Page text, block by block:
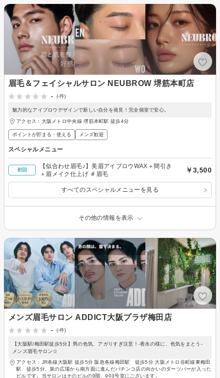
眉毛＆フェイシャルサロン NEUBROW 堺筋本町店
-
(-件)
魅力的なアイブロウデザインで新しい自分を発見！完全個室で安心。
アクセス：大阪メトロ中央線 堺筋本町駅 徒歩4分
ポイントが貯まる・使える メンズ歓迎
スペシャルメニュー
初回
【似合わせ眉毛♪】美眉アイブロウWAX＋間引き
＋眉メイク仕上げ ＃眉毛
￥3,500
すべてのスペシャルメニューを見る
その他の情報を表示
メンズ眉毛サロン ADDICT大阪プラザ梅田店
-
(-件)
【大阪駅/梅田駅徒歩5分】男の色気、アガりすぎ注意！-香水の様に、色気をまとう-
メンズ眉毛サロン☆
アクセス：JR各線大阪駅 徒歩5分 阪急各線梅田駅 徒歩5分 大阪メトロ谷町線東梅田
駅 徒歩5分、泉の広場から南方面に進んだパチンコ店の向かいのダーツバーが入った
ビルです。当サロンはそのビルの9階、903号室にございます。